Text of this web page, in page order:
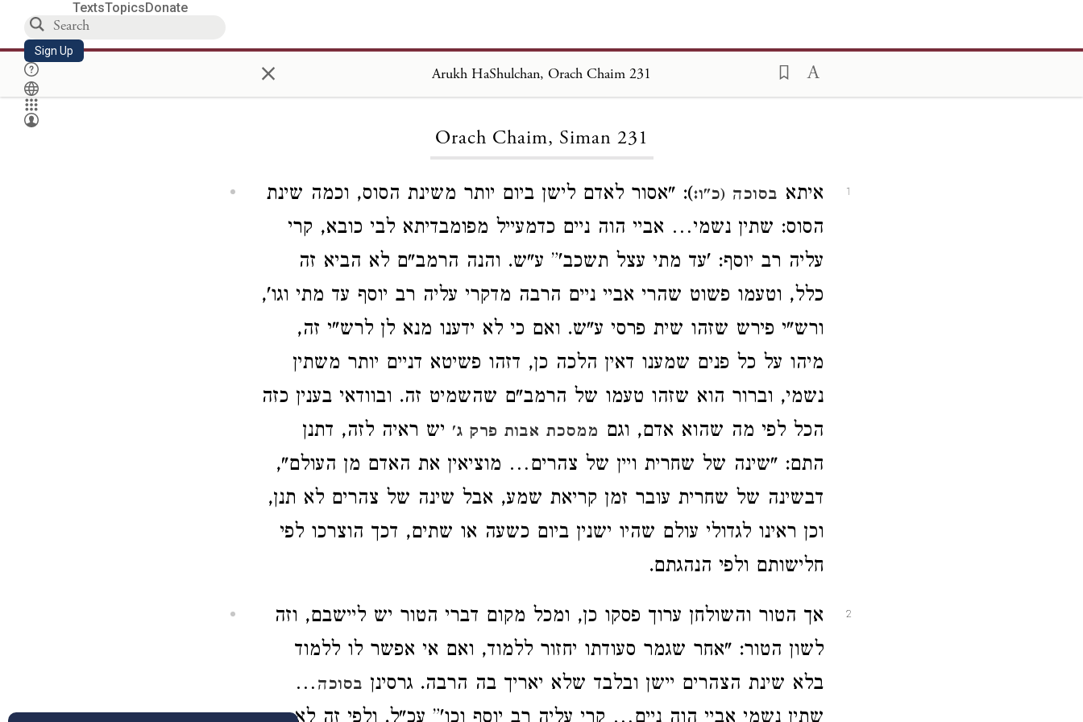
TextsTopicsDonate
Sign Up × Arukh HaShulchan, Orach Chaim 231
Orach Chaim, Siman 231
1 איתא בסוכה (כ"ו:): "אסור לאדם לישן ביום יותר משינת הסוס, וכמה שינת
הסוס: שתין נשמי… אביי הוה ניים כדמעייל מפומבדיתא לבי כובא, קרי
עליה רב יוסף: 'עד מתי עצל תשכב'” ע"ש. והנה הרמב"ם לא הביא זה
כלל, וטעמו פשוט שהרי אביי ניים הרבה מדקרי עליה רב יוסף עד מתי וגו',
ורש"י פירש שזהו שית פרסי ע"ש. ואם כי לא ידענו מנא לן לרש"י זה,
מיהו על כל פנים שמענו דאין הלכה כן, דזהו פשיטא דניים יותר משתין
נשמי, וברור הוא שזהו טעמו של הרמב"ם שהשמיט זה. ובוודאי בענין כזה
הכל לפי מה שהוא אדם, וגם ממסכת אבות פרק ג' יש ראיה לזה, דתנן
התם: "שינה של שחרית ויין של צהרים… מוציאין את האדם מן העולם",
דבשינה של שחרית עובר זמן קריאת שמע, אבל שינה של צהרים לא תנן,
וכן ראינו לגדולי עולם שהיו ישנין ביום כשעה או שתים, דכך הוצרכו לפי
חלישותם ולפי הנהגתם.
2
אך הטור והשולחן ערוך פסקו כן, ומכל מקום דברי הטור יש ליישבם, וזה
לשון הטור: "אחר שגמר סעודתו יחזור ללמוד, ואם אי אפשר לו ללמוד
בלא שינת הצהרים יישן ובלבד שלא יאריך בה הרבה. גרסינן בסוכה…